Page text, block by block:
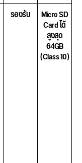
รองรับ Micro SD
Card ได้
สูงสุด
64GB
(Class 10)